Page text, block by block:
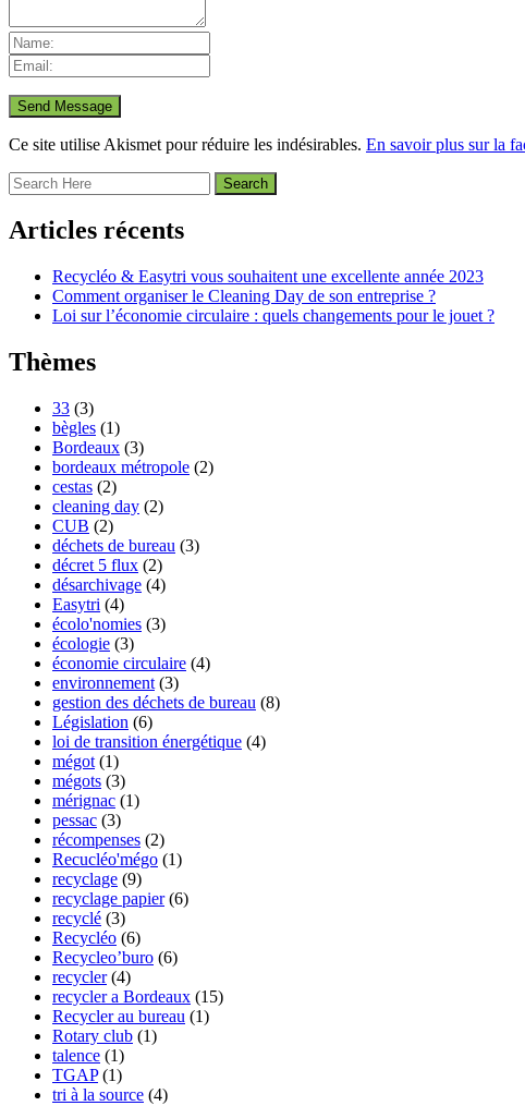
Ce site utilise Akismet pour réduire les indésirables. En savoir plus sur la
Articles récents
Recycléo & Easytri vous souhaitent une excellente année 2023
Comment organiser le Cleaning Day de son entreprise ?
Loi sur l’économie circulaire : quels changements pour le jouet ?
Thèmes
33 (3)
bègles (1)
Bordeaux (3)
bordeaux métropole (2)
cestas (2)
cleaning day (2)
CUB (2)
déchets de bureau (3)
décret 5 flux (2)
désarchivage (4)
Easytri (4)
écolo'nomies (3)
écologie (3)
économie circulaire (4)
environnement (3)
gestion des déchets de bureau (8)
Législation (6)
loi de transition énergétique (4)
mégot (1)
mégots (3)
mérignac (1)
pessac (3)
récompenses (2)
Recucléo'mégo (1)
recyclage (9)
recyclage papier(6)
recyclé (3)
Recycléo (6)
Recycleo’buro (6)
recycler(4)
recycler a Bordeaux (15)
Recycler au bureau (1)
Rotary club (1)
talence (1)
TGAP(1)
tri à la source (4)